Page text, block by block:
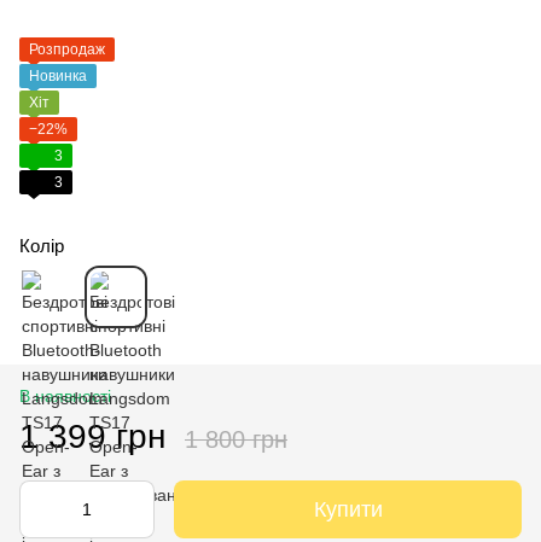
Розпродаж
Новинка
Хіт
−22%
3
3
Колір
В наявності
1 399 грн 1 800 грн
Купити